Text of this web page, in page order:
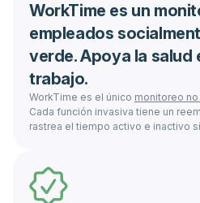
WorkTime es un
empleados
verde. Apoya la salud
trabajo.
WorkTime es el único monitoreo
Cada función invasiva tiene un
rastrea el tiempo activo e inactivo